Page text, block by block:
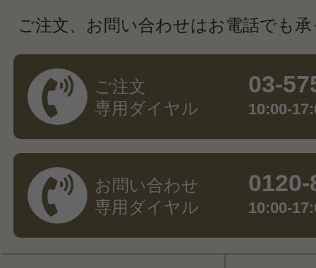
ご注文、お問い合わせはお電話でも
ご注文
専用ダイヤル
03-
10:00-
お問い合わせ
専用ダイヤル
10:00-